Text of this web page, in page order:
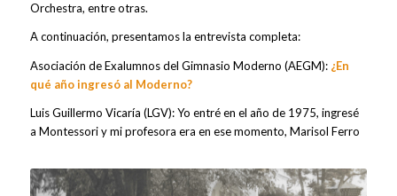
Orchestra, entre otras.
A continuación, presentamos la entrevista completa:
Asociación de Exalumnos del Gimnasio Moderno (AEGM): ¿En
qué año ingresó al Moderno?
Luis Guillermo Vicaría (LGV): Yo entré en el año de 1975, ingresé
a Montessori y mi profesora era en ese momento, Marisol Ferro